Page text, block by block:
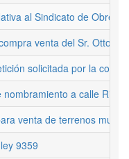
al Sindicato de
venta del Sr. Otto
solicitada por la
a calle
venta de terrenos
9359